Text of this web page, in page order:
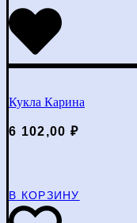
Кукла Карина
6 102,00 ₽
В КОРЗИНУ